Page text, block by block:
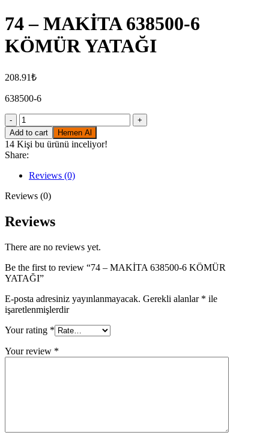
74 – MAKİTA 638500-6
KÖMÜR YATAĞI
208.91₺
638500-6
74
-
MAKİTA
638500-
6
KÖMÜR
YATAĞI
quantity
Add to cart Hemen Al
14 Kişi bu ürünü inceliyor!
Share:
Reviews (0)
Reviews (0)
Reviews
There are no reviews yet.
Be the first to review “74 – MAKİTA 638500-6 KÖMÜR
YATAĞI”
E-posta adresiniz yayınlanmayacak. Gerekli alanlar * ile
işaretlenmişlerdir
Your rating *
Your review *